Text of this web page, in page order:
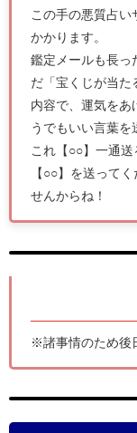
この手の悪質占い
かかります。
鑑定メールも長っ
だ「宝くじが当た
内容で、運気をあ
うでもいい言葉を
これ【○○】一通送
【○○】を送って
せんからね！
※諸事情のため後